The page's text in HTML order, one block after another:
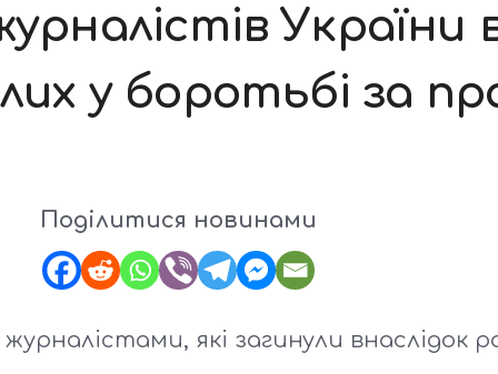
України
у боротьбі за
Поділитися новинами
які загинули внаслідок